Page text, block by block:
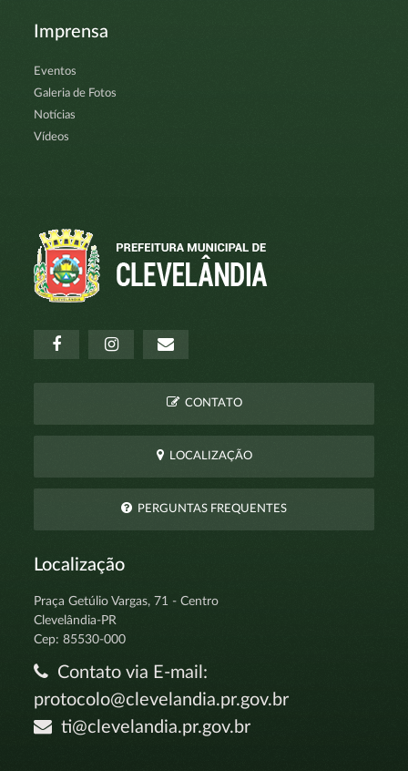
Imprensa
Eventos
Galeria de Fotos
Notícias
Vídeos
CONTATO
LOCALIZAÇÃO
PERGUNTAS FREQUENTES
Localização
Praça Getúlio Vargas, 71 - Centro
Clevelândia-PR
Cep: 85530-000
Contato via E-mail:
protocolo@clevelandia.pr.gov.br
ti@clevelandia.pr.gov.br